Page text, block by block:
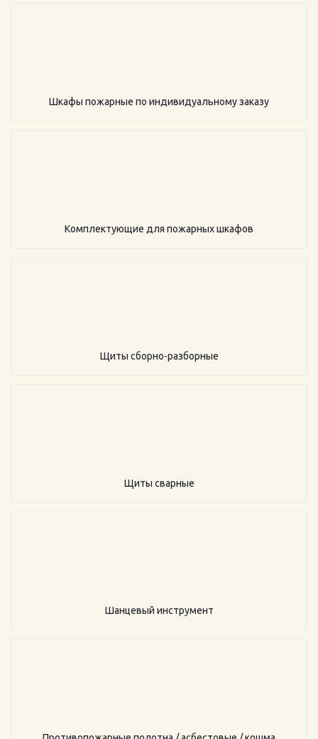
Шкафы пожарные по индивидуальному заказу
Комплектующие для пожарных шкафов
Щиты сборно-разборные
Щиты сварные
Шанцевый инструмент